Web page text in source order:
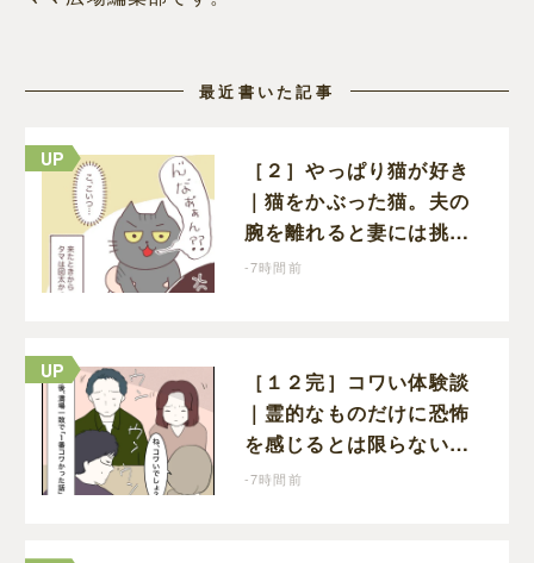
最近書いた記事
［２］やっぱり猫が好き
｜猫をかぶった猫。夫の
腕を離れると妻には挑発
的な顔と野太い鳴き声
-7時間前
［１２完］コワい体験談
｜霊的なものだけに恐怖
を感じるとは限らない。
満場一致でコワいと認定
-7時間前